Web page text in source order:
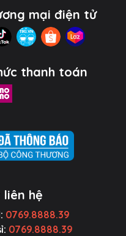
Bị Âm
Thanh
Tiện Ích Thông
Minh
mại điện tử
thanh toán
hệ
0769.8888.39
0769.8888.39